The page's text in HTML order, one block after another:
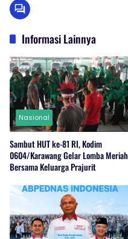
Informasi Lainnya
Nasional
Sambut HUT ke-81 RI, Kodim
0604/Karawang Gelar Lomba Meriah
Bersama Keluarga Prajurit